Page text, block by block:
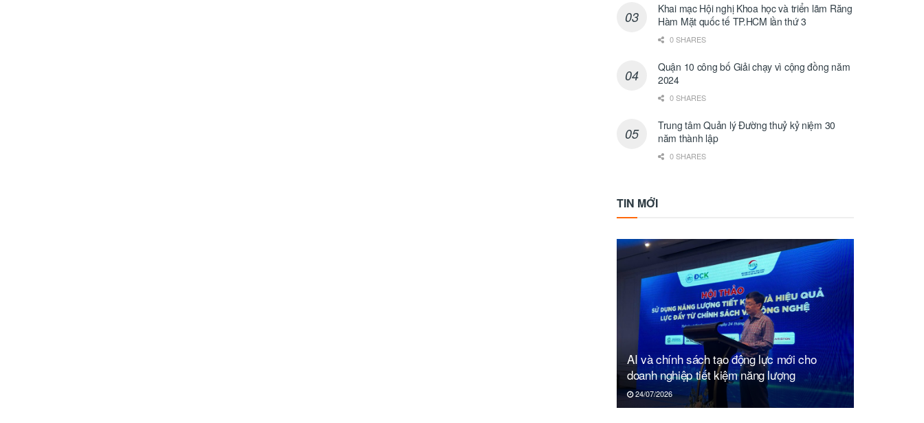
Khai mạc Hội nghị Khoa học và triển lãm Răng
Hàm Mặt quốc tế TP.HCM lần thứ 3
0 SHARES
Quận 10 công bố Giải chạy vì cộng đồng năm
2024
0 SHARES
Trung tâm Quản lý Đường thuỷ kỷ niệm 30
năm thành lập
0 SHARES
TIN MỚI
AI và chính sách tạo động lực mới cho
doanh nghiệp tiết kiệm năng lượng
24/07/2026